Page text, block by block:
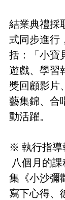
結業典禮採
式同步進行
括：「小寶
遊戲、學習
獎回顧影片
藝集錦、合
動活躍。
※ 執行指導
八個月的
集《小沙彌
寫下心得、